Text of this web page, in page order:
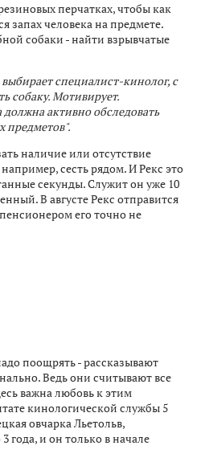
перчатках, чтобы как
запах человека на предмете.
собаки - найти взрывчатые
специалист-кинолог, с
собаку. Мотивирует.
активно обследовать
предметов".
наличие или отсутствие
сесть рядом. И Рекс это
секунды. Служит он уже 10
В августе Рекс отправится
его точно не
поощрять - рассказывают
Ведь они считывают все
важна любовь к этим
кинологической службы 5
овчарка Льетольв,
года, и он только в начале